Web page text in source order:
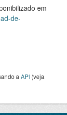
em
de-
a API (veja